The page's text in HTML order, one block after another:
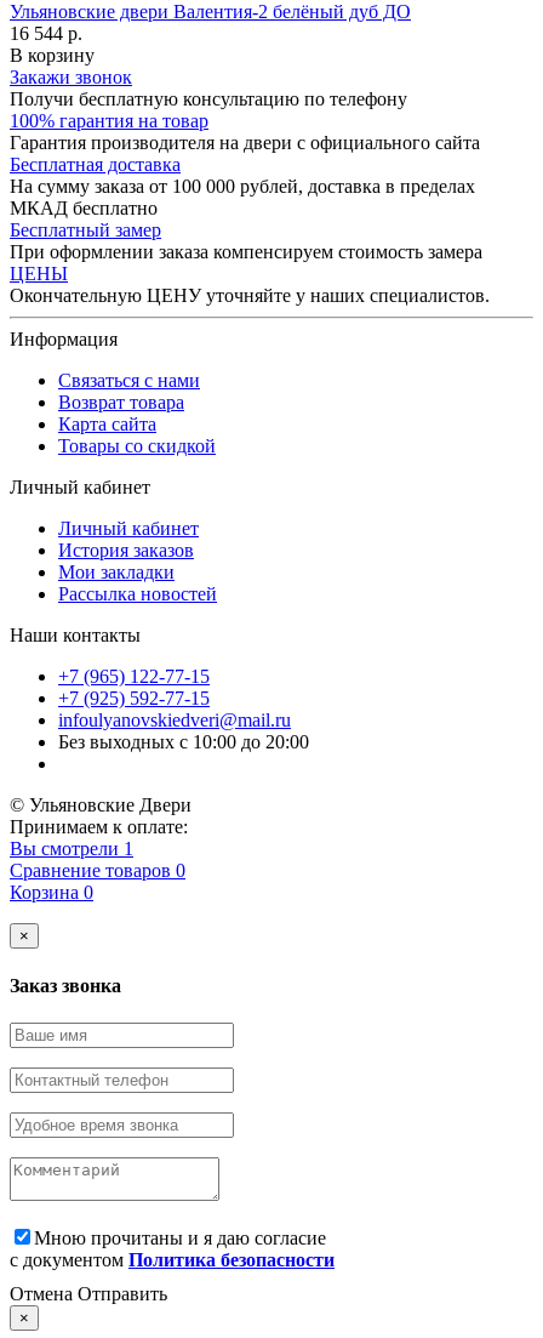
Ульяновские двери Валентия-2 белёный дуб ДО
16 544 р.
В корзину
Закажи звонок
Получи бесплатную консультацию по телефону
100% гарантия на товар
Гарантия производителя на двери с официального сайта
Бесплатная доставка
На сумму заказа от 100 000 рублей, доставка в пределах
МКАД бесплатно
Бесплатный замер
При оформлении заказа компенсируем стоимость замера
ЦЕНЫ
Окончательную ЦЕНУ уточняйте у наших специалистов.
Информация
Связаться с нами
Возврат товара
Карта сайта
Товары со скидкой
Личный кабинет
Личный кабинет
История заказов
Мои закладки
Рассылка новостей
Наши контакты
+7 (965) 122-77-15
+7 (925) 592-77-15
infoulyanovskiedveri@mail.ru
Без выходных с 10:00 до 20:00
© Ульяновские Двери
Принимаем к оплате:
Вы смотрели 1
Сравнение товаров 0
Корзина 0
×
Заказ звонка
Мною прочитаны и я даю согласие
с документом Политика безопасности
Отмена Отправить
×